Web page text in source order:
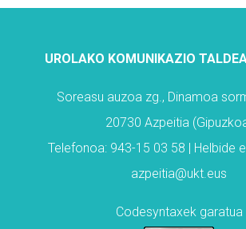
UROLAKO KOMUNIKAZIO
Soreasu auzoa zg., Dinamoa
20730 Azpeitia
Telefonoa: 943-15 03 58 | Helbide
azpeitia@ukt.eus
Codesyntaxek garatua